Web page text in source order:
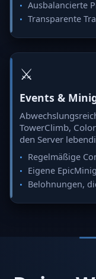
Ausbalancierte
Transparente
⚔️
Events &
TowerClimb,
den Server
Regelmäßige
Eigene
Belohnungen,